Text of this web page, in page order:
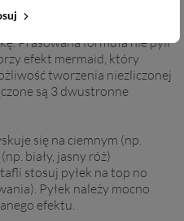
o pięknym perłowym
i efektowne zdobienia. Pyłki
Prasowana formuła nie pyli
efekt mermaid, który
tworzenia niezliczonej
są 3 dwustronne
się na ciemnym (np.
biały, jasny róż)
stosuj pyłek na top no
Pyłek należy mocno
efektu.